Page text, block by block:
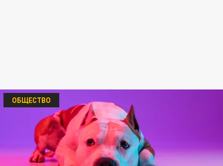
ОБЩЕСТВО